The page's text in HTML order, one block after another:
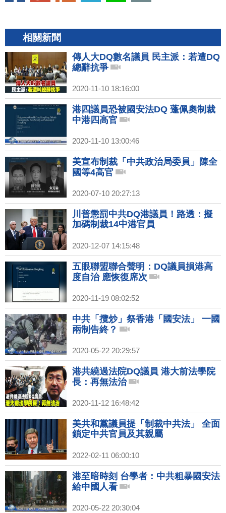
相關新聞
傳人大DQ數名議員 民主派：若遭DQ
總辭抗爭
2020-11-10 18:16:00
港四議員恐被國安法DQ 蓬佩奧制裁
中港四高官
2020-11-10 13:00:46
美宣布制裁「中共政治局委員」陳全
國等4高官
2020-07-10 20:27:13
川普懲罰中共DQ港議員！路透：擬
加碼制裁14中港官員
2020-12-07 14:15:48
五眼聯盟聯合聲明：DQ議員損港高
度自治 應恢復席次
2020-11-19 08:02:52
中共「攬炒」祭香港「國安法」 一國
兩制告終？
2020-05-22 20:29:57
港共繞過法院DQ議員 港大前法學院
長：再無法治
2020-11-12 16:48:42
美共和黨議員提「制裁中共法」 全面
鎖定中共官員及其親屬
2022-02-11 06:00:10
港至暗時刻 台學者：中共粗暴國安法
給中國人看
2020-05-22 20:30:04